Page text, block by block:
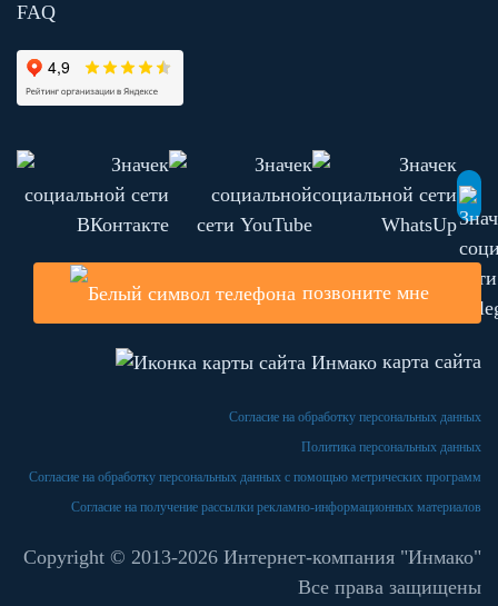
FAQ
позвоните мне
карта сайта
Согласие на обработку персональных данных
Политика персональных данных
Согласие на обработку персональных данных с помощью метрических программ
Согласие на получение рассылки рекламно-информационных материалов
Copyright © 2013-2026 Интернет-компания "Инмако"
Все права защищены